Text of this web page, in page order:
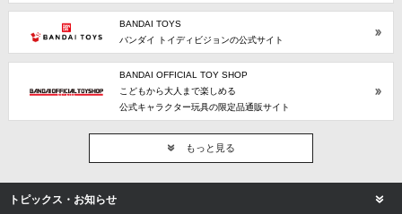
BANDAI TOYS
バンダイ トイディビジョンの公式サイト
BANDAI OFFICIAL TOY SHOP
こどもから大人まで楽しめる
公式キャラクター玩具の限定品通販サイト
もっと見る
トピックス・お知らせ